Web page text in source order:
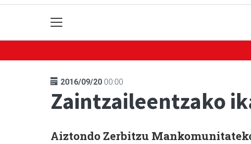
2016/09/20 00:00
Zaintzaileentzako
Aiztondo Zerbitzu